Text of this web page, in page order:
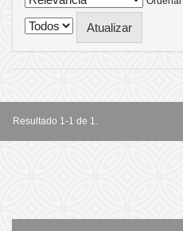
Resultado 1-1 de 1.